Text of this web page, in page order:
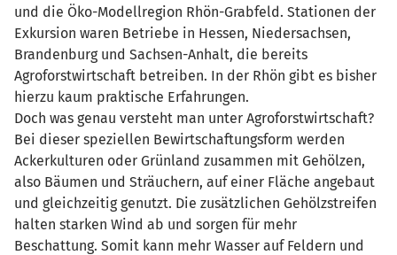
und die Öko-Modellregion Rhön-Grabfeld. Stationen der
Exkursion waren Betriebe in Hessen, Niedersachsen,
Brandenburg und Sachsen-Anhalt, die bereits
Agroforstwirtschaft betreiben. In der Rhön gibt es bisher
hierzu kaum praktische Erfahrungen.
Doch was genau versteht man unter Agroforstwirtschaft?
Bei dieser speziellen Bewirtschaftungsform werden
Ackerkulturen oder Grünland zusammen mit Gehölzen,
also Bäumen und Sträuchern, auf einer Fläche angebaut
und gleichzeitig genutzt. Die zusätzlichen Gehölzstreifen
halten starken Wind ab und sorgen für mehr
Beschattung. Somit kann mehr Wasser auf Feldern und